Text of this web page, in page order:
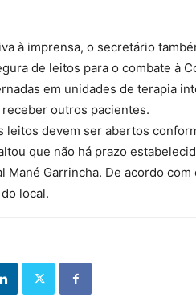
à imprensa, o secretário
de leitos para o combate à
em unidades de terapia
outros pacientes.
leitos devem ser abertos
que não há prazo
Mané Garrincha. De acordo
local.